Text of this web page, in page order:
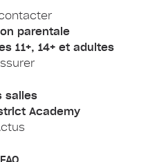
parentale
11+, 14+ et adultes
salles
Academy